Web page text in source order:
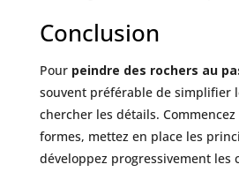
Conclusion
Pour peindre des rochers au
souvent préférable de simplifier
chercher les détails.
formes, mettez en place les
développez progressivement les